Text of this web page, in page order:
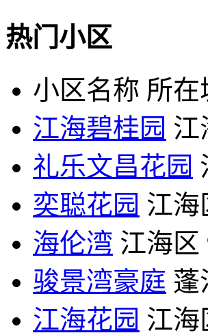
热门小区
小区名称 所在
江海碧桂园 江
礼乐文昌花园
奕聪花园 江海
海伦湾 江海区
骏景湾豪庭 蓬
江海花园 江海